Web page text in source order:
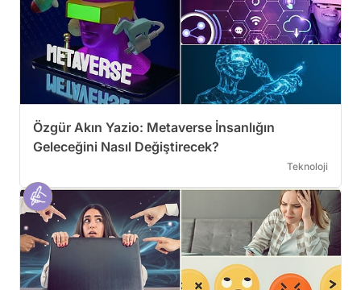
Özgür Akın Yazio: Metaverse İnsanlığın
Geleceğini Nasıl Değiştirecek?
Teknoloji